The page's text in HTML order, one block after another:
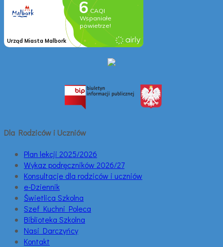
Dla Rodziców i Uczniów
Plan lekcji 2025/2026
Wykaz podręczników 2026/27
Konsultacje dla rodziców i uczniów
e-Dziennik
Świetlica Szkolna
Szef Kuchni Poleca
Biblioteka Szkolna
Nasi Darczyńcy
Kontakt